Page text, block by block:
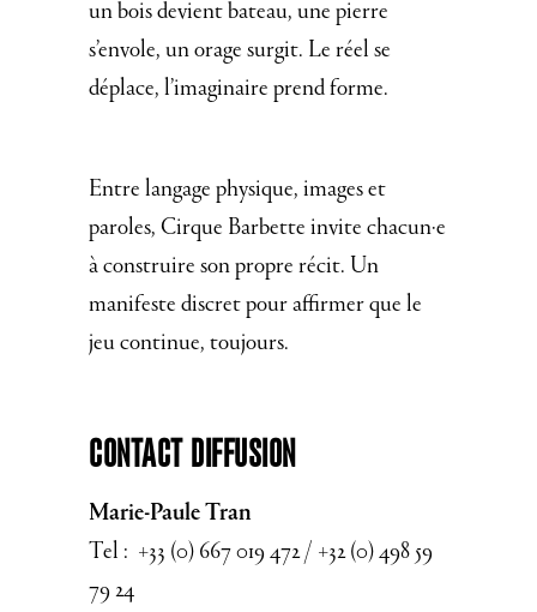
un bois devient bateau, une pierre
s’envole, un orage surgit. Le réel se
déplace, l’imaginaire prend forme.
Entre langage physique, images et
paroles, Cirque Barbette invite chacun·e
à construire son propre récit. Un
manifeste discret pour affirmer que le
jeu continue, toujours.
Contact Diffusion
Marie-Paule Tran
Tel : +33 (0) 667 019 472 / +32 (0) 498 59
79 24